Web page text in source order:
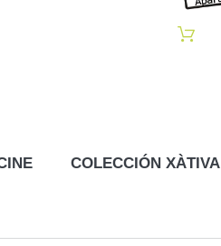
COLECCIÓN XÀTIVA